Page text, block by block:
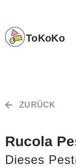
ToKoKo
ZURÜCK
Rucola
Dieses